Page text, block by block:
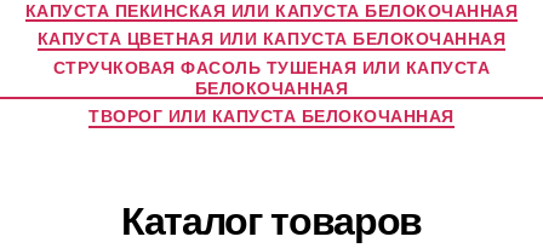
КАПУСТА ПЕКИНСКАЯ ИЛИ КАПУСТА БЕЛОКОЧАННАЯ
КАПУСТА ЦВЕТНАЯ ИЛИ КАПУСТА БЕЛОКОЧАННАЯ
СТРУЧКОВАЯ ФАСОЛЬ ТУШЕНАЯ ИЛИ КАПУСТА
БЕЛОКОЧАННАЯ
ТВОРОГ ИЛИ КАПУСТА БЕЛОКОЧАННАЯ
Каталог товаров